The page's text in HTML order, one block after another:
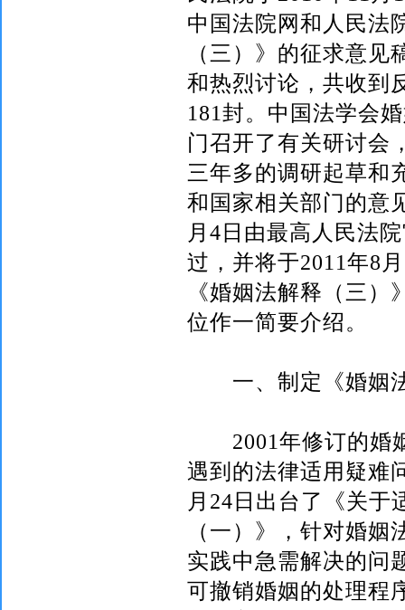
中国法院网和人民法
（三）》的征求意
和热烈讨论，共收到
181封。中国法学会
门召开了有关研讨会
三年多的调研起草和
和国家相关部门的意
月 4 日 由最高人民法
过，并将于2011年8 月
《婚姻法解释（三
位作一简要介绍。
一、制定《婚姻法
2001年修订的婚
遇到的法律适用疑难
月 24 日 出台了《关于
（一）》，针对婚
实践中急需解决的问
可撤销婚姻的处理程